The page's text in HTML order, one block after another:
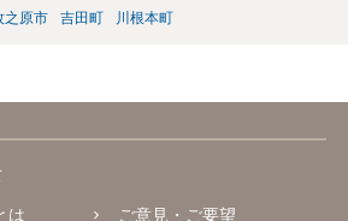
之原市 吉田町 川根本町
は ご意見・ご要望